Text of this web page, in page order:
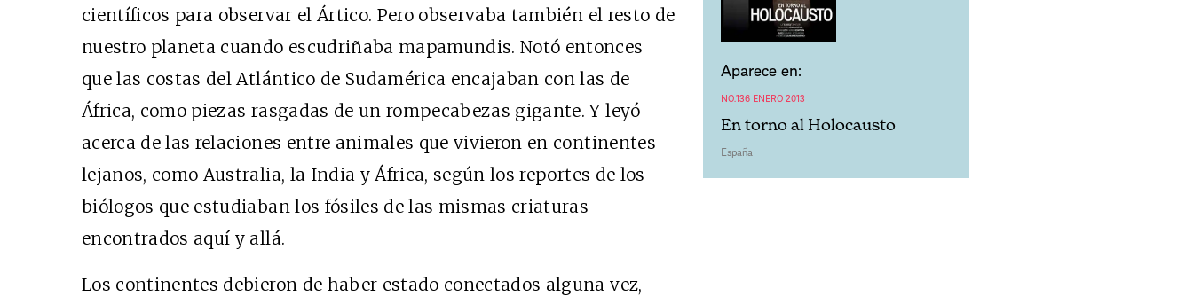
científicos para observar el Ártico. Pero observaba también el resto de
nuestro planeta cuando escudriñaba mapamundis. Notó entonces
que las costas del Atlántico de Sudamérica encajaban con las de
África, como piezas rasgadas de un rompecabezas gigante. Y leyó
acerca de las relaciones entre animales que vivieron en continentes
lejanos, como Australia, la India y África, según los reportes de los
biólogos que estudiaban los fósiles de las mismas criaturas
encontrados aquí y allá.
Los continentes debieron de haber estado conectados alguna vez,
Aparece en:
NO.136 ENERO 2013
En torno al Holocausto
España